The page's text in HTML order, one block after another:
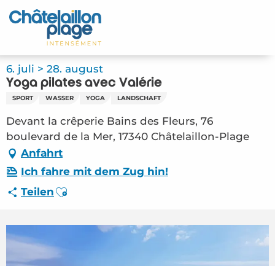
Aller
au
principal
Startseite - DE
Entdecken Sie
Aktivitäten
Zu leben
Treffpunkt
6. juli > 28. august
Yoga pilates avec Valérie
SPORT WASSER YOGA LANDSCHAFT
Devant la crêperie Bains des Fleurs, 76
boulevard de la Mer, 17340 Châtelaillon-Plage
Anfahrt
Ich fahre mit dem Zug hin!
Teilen Ajouter aux favoris